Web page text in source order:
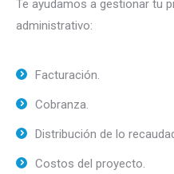
Te ayudamos a gestionar tu
administrativo:
Facturación.
Cobranza.
Distribución de lo
Costos del proyecto.